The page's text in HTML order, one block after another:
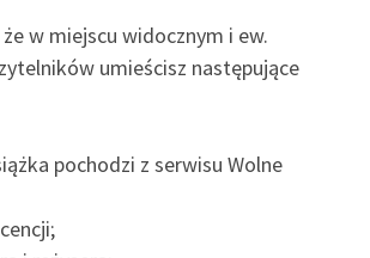
w miejscu widocznym i ew.
umieścisz następujące
pochodzi z serwisu Wolne